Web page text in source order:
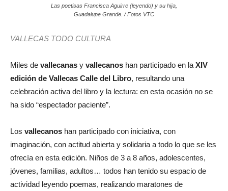
Las poetisas Francisca Aguirre (leyendo) y su hĳa,
Guadalupe Grande. / Fotos VTC
VALLECAS TODO CULTURA
Miles de vallecanas y vallecanos han participado en la XIV
edición de Vallecas Calle del Libro, resultando una
celebración activa del libro y la lectura: en esta ocasión no se
ha sido “espectador paciente”.
Los vallecanos han participado con iniciativa, con
imaginación, con actitud abierta y solidaria a todo lo que se les
ofrecía en esta edición. Niños de 3 a 8 años, adolescentes,
jóvenes, familias, adultos… todos han tenido su espacio de
actividad leyendo poemas, realizando maratones de